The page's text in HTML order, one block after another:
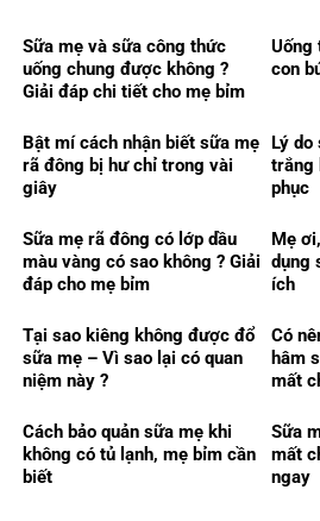
Sữa mẹ và sữa công thức
uống chung được không ?
Giải đáp chi tiết cho mẹ bỉm
Uống
con
Bật mí cách nhận biết sữa mẹ
rã đông bị hư chỉ trong vài
giây
Lý do
trắng
phục
Sữa mẹ rã đông có lớp dầu
màu vàng có sao không ? Giải
đáp cho mẹ bỉm
Mẹ
dụng
ích
Tại sao kiêng không được đổ
sữa mẹ – Vì sao lại có quan
niệm này ?
Có
hâm
mất
Cách bảo quản sữa mẹ khi
không có tủ lạnh, mẹ bỉm cần
biết
Sữa
mất
ngay